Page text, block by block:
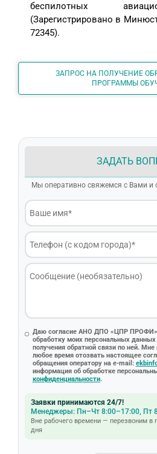
беспилотных
(Зарегистрировано в
72345).
ЗАПРОС НА ПОЛУЧЕНИЕ
ПРОГРАММЫ
ЗАДАТЬ
Мы оперативно свяжемся с Вами и
Даю согласие АНО ДПО «ЦПР ПРОФИ»
обработку моих персональных данных
получения обратной связи по ней.
любое время отозвать настоящее
обращения оператору на e-mail:
информация об обработке
конфиденциальности.
Заявки принимаются 24/7!
Менеджеры: Пн–Чт 8:00–17:00, Пт
Вне рабочего времени — перезвоним
дня